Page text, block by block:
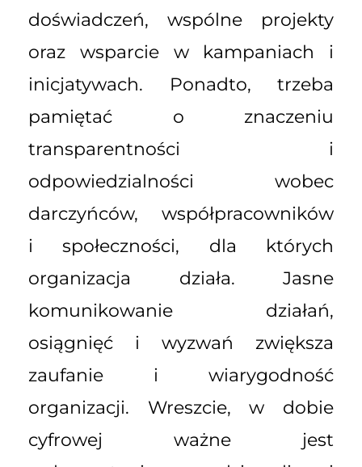
doświadczeń, wspólne projekty
oraz wsparcie w kampaniach i
inicjatywach. Ponadto, trzeba
pamiętać o znaczeniu
transparentności i
odpowiedzialności wobec
darczyńców, współpracowników
i społeczności, dla których
organizacja działa. Jasne
komunikowanie działań,
osiągnięć i wyzwań zwiększa
zaufanie i wiarygodność
organizacji. Wreszcie, w dobie
cyfrowej ważne jest